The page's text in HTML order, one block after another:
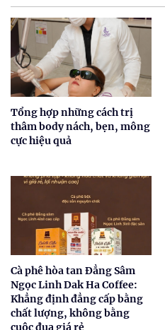
Tổng hợp những cách trị
thâm body nách, bẹn, mông
cực hiệu quả
Cà phê hòa tan Đẳng Sâm
Ngọc Linh Dak Ha Coffee:
Khẳng định đẳng cấp bằng
chất lượng, không bằng
cuộc đua giá rẻ